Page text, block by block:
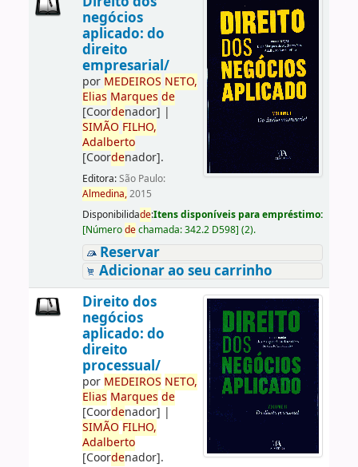
negócios
aplicado: do
direito
empresarial/
por MEDEIROS NETO,
Elias Marques de
[Coordenador] |
SIMÃO FILHO,
Adalberto
[Coordenador].
Editora:São Paulo:
Almedina,2015
Disponibilidade:Itens disponíveis para empréstimo:
[Númerodechamada:342.2 D598] (2).
Reservar
Adicionar ao seu carrinho
Direito dos
negócios
aplicado: do
direito
processual/
por MEDEIROS NETO,
Elias Marques de
[Coordenador] |
SIMÃO FILHO,
Adalberto
[Coordenador].